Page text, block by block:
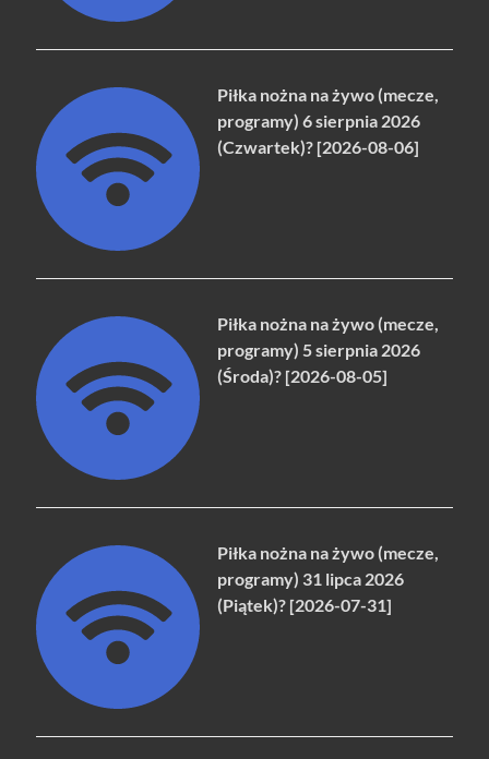
Piłka nożna na żywo (mecze,
programy) 6 sierpnia 2026
(Czwartek)? [2026-08-06]
Piłka nożna na żywo (mecze,
programy) 5 sierpnia 2026
(Środa)? [2026-08-05]
Piłka nożna na żywo (mecze,
programy) 31 lipca 2026
(Piątek)? [2026-07-31]